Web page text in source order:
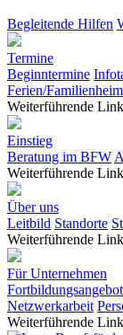
Begleitende Hilfen
Termine
Beginntermine
Ferien/
Weiterführende
Einstieg
Beratung im BFW
Weiterführende
Über uns
Leitbild Standorte
Weiterführende
Für Unternehmen
Netzwerkarbeit
Weiterführende